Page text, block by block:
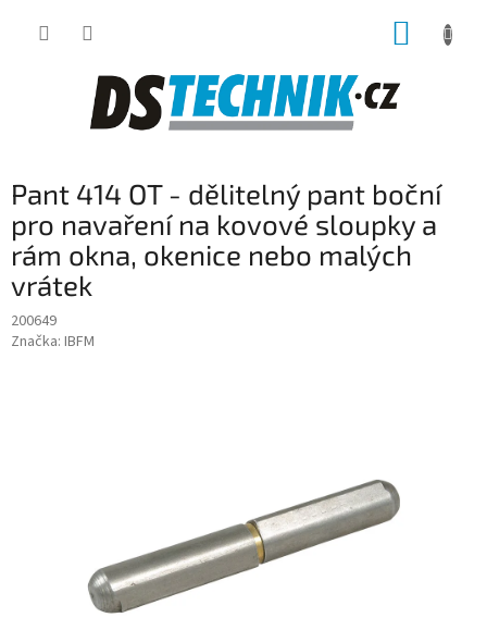
Pant 414 OT - dělitelný pant boční
pro navaření na kovové sloupky a
rám okna, okenice nebo malých
vrátek
200649
Značka: IBFM